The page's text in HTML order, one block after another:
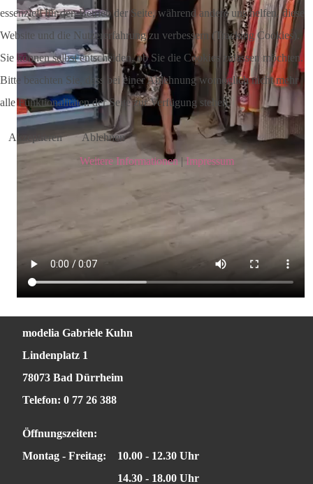
modelia Gabriele Kuhn
Lindenplatz 1
78073 Bad Dürrheim
Telefon: 0 77 26 388
Öffnungszeiten:
Montag - Freitag:
10.00 - 12.30 Uhr
14.30 - 18.00 Uhr
essenziell für den Betrieb der Seite, während andere uns helfen, diese
Website und die Nutzererfahrung zu verbessern (Tracking Cookies).
Sie können selbst entscheiden, ob Sie die Cookies zulassen möchten.
Bitte beachten Sie, dass bei einer Ablehnung womöglich nicht mehr
alle Funktionalitäten der Seite zur Verfügung stehen.
Akzeptieren
Ablehnen
Weitere Informationen| Impressum